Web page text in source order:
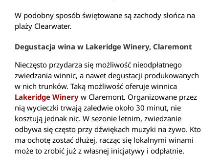
W podobny sposób świętowane są zachody słońca na
plaży Clearwater.
Degustacja wina w Lakeridge Winery, Claremont
Nieczęsto przydarza się możliwość nieodpłatnego
zwiedzania winnic, a nawet degustacji produkowanych
w nich trunków. Taką możliwość oferuje winnica
Lakeridge Winery w Claremont. Organizowane przez
nią wycieczki trwają zaledwie około 30 minut, nie
kosztują jednak nic. W sezonie letnim, zwiedzanie
odbywa się często przy dźwiękach muzyki na żywo. Kto
ma ochotę zostać dłużej, racząc się lokalnymi winami
może to zrobić już z własnej inicjatywy i odpłatnie.